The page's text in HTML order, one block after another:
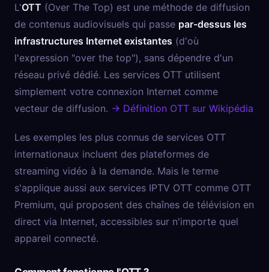
L'OTT (Over The Top) est une méthode de diffusion
de contenus audiovisuels qui passe par-dessus les
infrastructures Internet existantes (d'où
l'expression "over the top"), sans dépendre d'un
réseau privé dédié. Les services OTT utilisent
simplement votre connexion Internet comme
vecteur de diffusion. → Définition OTT sur Wikipédia
Les exemples les plus connus de services OTT
internationaux incluent des plateformes de
streaming vidéo à la demande. Mais le terme
s'applique aussi aux services IPTV OTT comme OTT
Premium, qui proposent des chaînes de télévision en
direct via Internet, accessibles sur n'importe quel
appareil connecté.